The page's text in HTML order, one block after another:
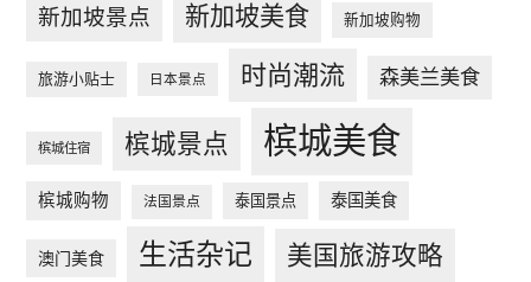
新加坡景点 新加坡美食 新加坡购物
旅游小贴士 日本景点 时尚潮流 森美兰美食
槟城住宿 槟城景点 槟城美食
槟城购物 法国景点 泰国景点 泰国美食
澳门美食 生活杂记 美国旅游攻略